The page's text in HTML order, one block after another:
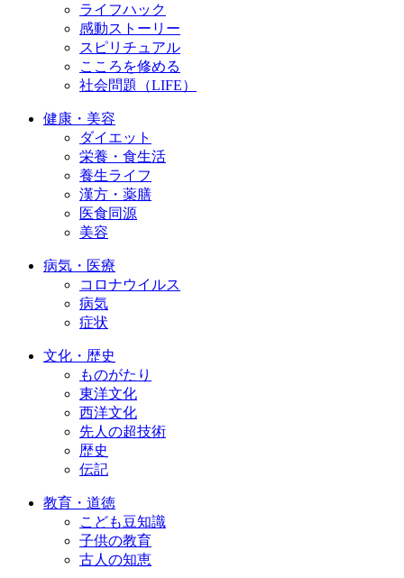
ライフハック
感動ストーリー
スピリチュアル
こころを修める
社会問題（LIFE）
健康・美容
ダイエット
栄養・食生活
養生ライフ
漢方・薬膳
医食同源
美容
病気・医療
コロナウイルス
病気
症状
文化・歴史
ものがたり
東洋文化
西洋文化
先人の超技術
歴史
伝記
教育・道徳
こども豆知識
子供の教育
古人の知恵